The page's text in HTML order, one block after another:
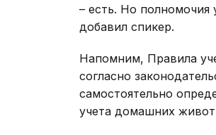
– есть. Но полномочия
добавил спикер.
Напомним, Правила
согласно
самостоятельно
учета домашних